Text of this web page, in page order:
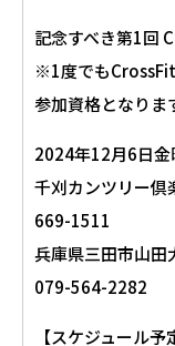
記念すべき第1回
※1度でも
参加資格となりま
2024年12月6日金
千刈カンツリー倶
669-1511
兵庫県三田市山田
079-564-2282
【スケジュール予